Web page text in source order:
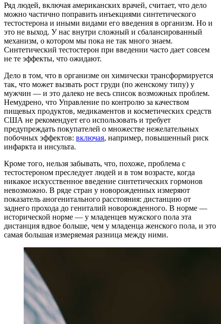
Ряд людей, включая американских врачей, считает, что дело
можно частично поправить инъекциями синтетического
тестостерона и иными видами его введения в организм. Но и
это не выход. У нас внутри сложный и сбалансированный
механизм, о котором мы пока не так много знаем.
Синтетический тестостерон при введении часто дает совсем
не те эффекты, что ожидают.
Дело в том, что в организме он химически трансформируется
так, что может вызвать рост груди (по женскому типу) у
мужчин — и это далеко не весь список возможных проблем.
Немудрено, что Управление по контролю за качеством
пищевых продуктов, медикаментов и косметических средств
США не рекомендует его использовать и требует
предупреждать покупателей о множестве нежелательных
побочных эффектов: включая, например, повышенный риск
инфаркта и инсульта.
Кроме того, нельзя забывать, что, похоже, проблема с
тестостероном преследует людей и в том возрасте, когда
никакое искусственное введение синтетических гормонов
невозможно. В ряде стран у новорожденных измеряют
показатель аногенитального расстояния: дистанцию от
заднего прохода до гениталий новорожденного. В норме —
исторической норме — у младенцев мужского пола эта
дистанция вдвое больше, чем у младенца женского пола, и это
самая большая измеряемая разница между ними.